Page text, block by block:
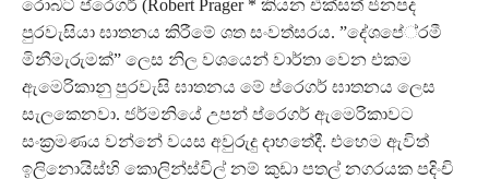
රොබට් ප්රෙගර් (Robert Prager * කියන එක්සත් ජනපද
පුරවැසියා ඝාතනය කිරීමේ ශත සංවත්සරය. ”දේශපේ‍්‍රමී
මිනීමැරුමක්” ලෙස නිල වශයෙන් වාර්තා වෙන එකම
ඇමෙරිකානු පුරවැසි ඝාතනය මේ ප්රෙගර් ඝාතනය ලෙස
සැලකෙනවා. ජර්මනියේ උපන් ප්රෙගර් ඇමෙරිකාවට
සංක‍්‍රමණය වන්නේ වයස අවුරුදු දාහතේදී. එහෙම ඇවිත්
ඉලිනොයිස්හි කොලින්ස්විල් නම් කුඩා පතල් නගරයක පදිංචි